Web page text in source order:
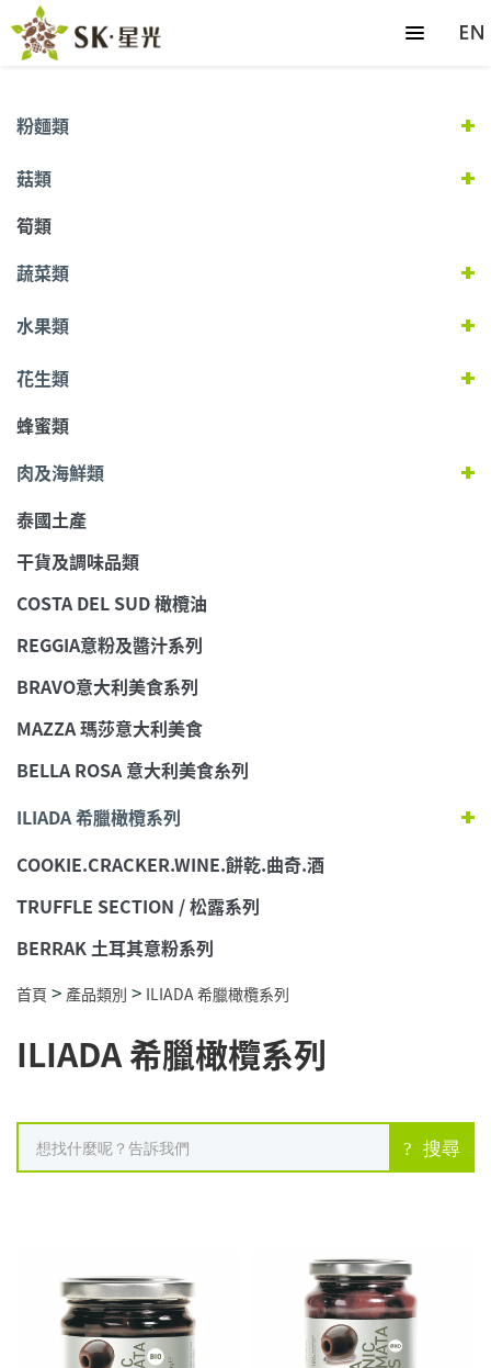
粉麵類
菇類
筍類
蔬菜類
水果類
花生類
蜂蜜類
肉及海鮮類
泰國土產
干貨及調味品類
COSTA DEL SUD 橄欖油
REGGIA意粉及醬汁系列
BRAVO意大利美食系列
MAZZA 瑪莎意大利美食
BELLA ROSA 意大利美食糸列
ILIADA 希臘橄欖系列
COOKIE.CRACKER.WINE.餅乾.曲奇.酒
TRUFFLE SECTION / 松露系列
BERRAK 土耳其意粉系列
首頁 > 產品類別 > ILIADA 希臘橄欖系列
ILIADA 希臘橄欖系列
搜尋